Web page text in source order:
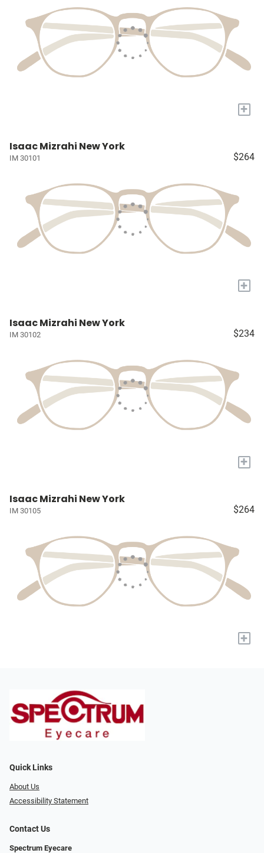
+
Isaac Mizrahi New York
IM 30101 $264
+
Isaac Mizrahi New York
IM 30102 $234
+
Isaac Mizrahi New York
IM 30105 $264
+
Quick Links
About Us
Accessibility Statement
Contact Us
Spectrum Eyecare